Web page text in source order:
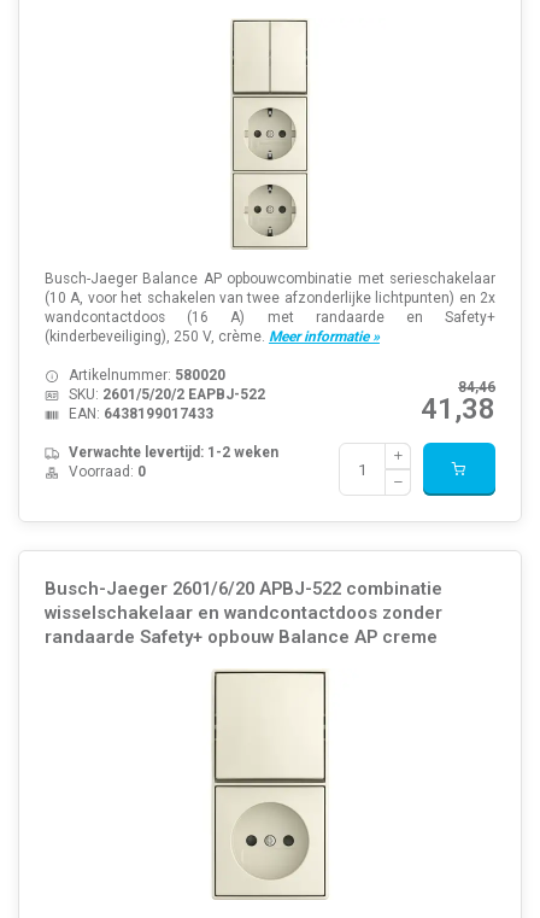
Busch-Jaeger Balance AP opbouwcombinatie met serieschakelaar
(10 A, voor het schakelen van twee afzonderlijke lichtpunten) en 2x
wandcontactdoos (16 A) met randaarde en Safety+
(kinderbeveiliging), 250 V, crème. Meer informatie »
84,46
41,38
Artikelnummer: 580020
SKU: 2601/5/20/2 EAPBJ-522
EAN: 6438199017433
Verwachte levertijd: 1-2 weken
Voorraad: 0
Busch-Jaeger 2601/6/20 APBJ-522 combinatie
wisselschakelaar en wandcontactdoos zonder
randaarde Safety+ opbouw Balance AP creme